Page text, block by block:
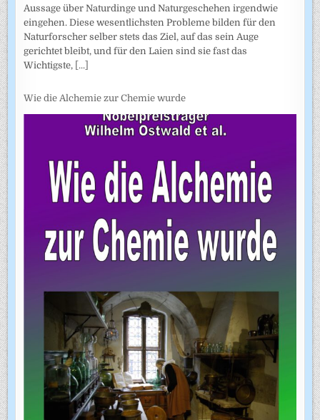
Aussage über Naturdinge und Naturgeschehen irgendwie
eingehen. Diese wesentlichsten Probleme bilden für den
Naturforscher selber stets das Ziel, auf das sein Auge
gerichtet bleibt, und für den Laien sind sie fast das
Wichtigste, [...]
Wie die Alchemie zur Chemie wurde